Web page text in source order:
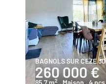
BAGNOLS SUR CEZE 30
260 000 €
85,7 m2 , Maison , 4 pcs